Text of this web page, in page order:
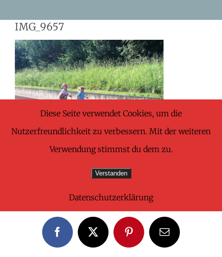
content
IMG_9657
Share This Wonderful Life Event!
FacebookX PinterestE-
Mail
Diese Seite verwendet Cookies, um die
Nutzerfreundlichkeit zu verbessern. Mit der weiteren
Verwendung stimmst du dem zu.
Verstanden
Datenschutzerklärung